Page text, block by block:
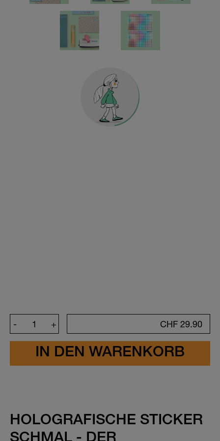
Holografische Universalsticker
KINDERGARTEN & SCHULE
Farbe Schriftfarbe Schrift
+
- CHF 29.90
HOLOGRAFISCHE STICKER